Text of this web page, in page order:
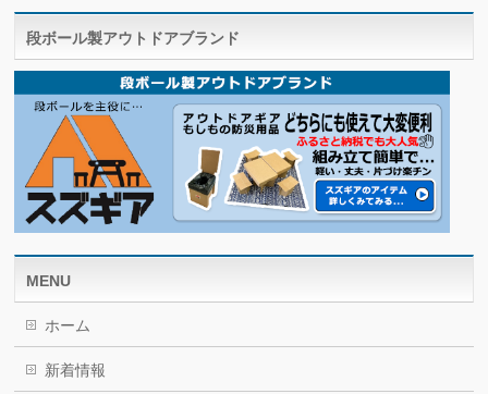
段ボール製アウトドアブランド
MENU
ホーム
新着情報